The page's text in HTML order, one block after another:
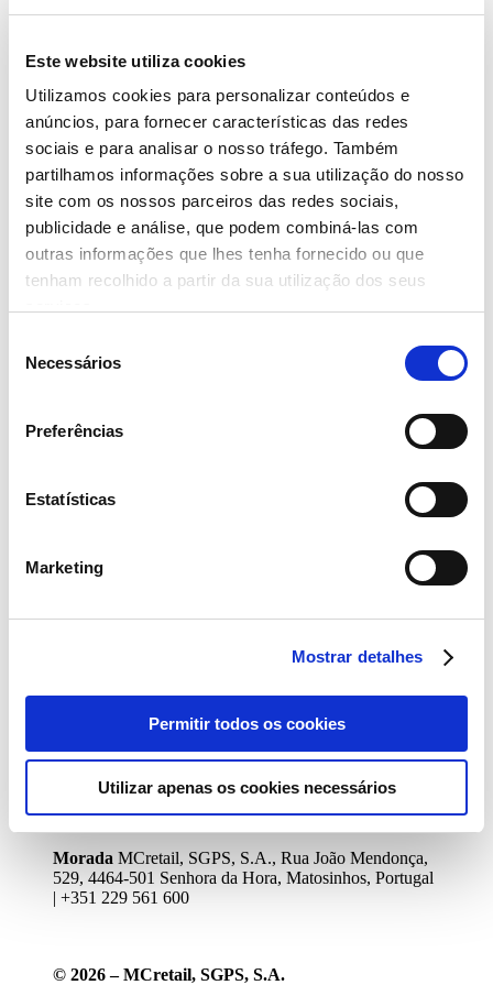
Este website utiliza cookies
Utilizamos cookies para personalizar conteúdos e
anúncios, para fornecer características das redes
sociais e para analisar o nosso tráfego. Também
partilhamos informações sobre a sua utilização do nosso
site com os nossos parceiros das redes sociais,
publicidade e análise, que podem combiná-las com
outras informações que lhes tenha fornecido ou que
tenham recolhido a partir da sua utilização dos seus
Necessários
Preferências
Estatísticas
Marketing
Mostrar detalhes
Permitir todos os cookies
Utilizar apenas os cookies necessários
MISSÃO CONTINENTE DISTRIBUI MAIS DE 21
MILHÕES DE EUROS EM EXCEDENTES
ALIMENTARES
Data
MAIS DE 21 MILHÕES DE EUROS
— Anterior
Sobre Nós
Institucional
Informação Financeira
Relatório
Comunicados Cibersegurança Financiamento
Economia Circular Cadeia de
InclusãoApoio à Comunidade
Pessoas
Trabalhar na MC Diversidade e Inclusão
Young Talent
Media Center
Morada MCretail, SGPS, S.A., Rua João Mendonça,
529, 4464-501 Senhora da Hora, Matosinhos, Portugal
| +351 229 561 600
© 2026 – MCretail, SGPS, S.A.